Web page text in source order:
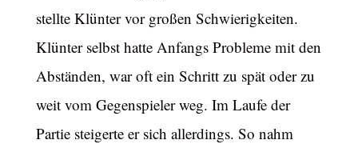
stellte Klünter vor großen Schwierigkeiten.
Klünter selbst hatte Anfangs Probleme mit den
Abständen, war oft ein Schritt zu spät oder zu
weit vom Gegenspieler weg. Im Laufe der
Partie steigerte er sich allerdings. So nahm